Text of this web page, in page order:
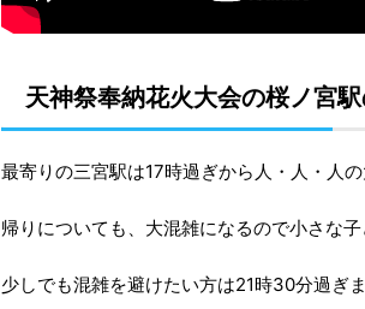
天神祭奉納花火大会の桜ノ宮
最寄りの三宮駅は17時過ぎから人・人・人の
帰りについても、大混雑になるので小さな
少しでも混雑を避けたい方は21時30分過ぎ